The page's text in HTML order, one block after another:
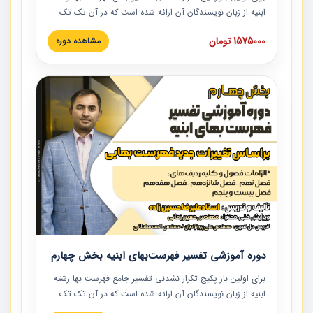
ابنیه از زبان نویسندگان آن ارائه شده است که در آن تک تک
ردیف ها و مطالب فهرست بها تفسیر و ارائه شده است. این
دوره به صورت کامل تصویری بوده و به همراه تصاویر عملیات
دوره با کلام مهندس علیرضاحسین‌زاده مدیر پروژه مهندسی
مشاور در امر بازنگری فهرست بها رشته ابنیه ارائه شده و به تمام
همکارانی که در حوزه صنعت ساخت در حال فعالیت هستند حتما
توصیه می کنیم از مطالب این دوره استفاده نمایند.
1575000 تومان مشاهده دوره
دوره آموزشی تفسیر فهرست‌بهای ابنیه بخش چهارم
برای اولین بار پکیج تکرار نشدنی تفسیر جامع فهرست بها رشته
ابنیه از زبان نویسندگان آن ارائه شده است که در آن تک تک
ردیف ها و مطالب فهرست بها تفسیر و ارائه شده است. این